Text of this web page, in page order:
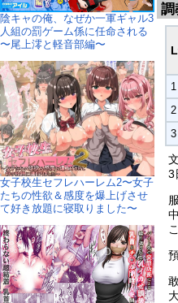
調
1
2
3
3
陰キャの俺、なぜか一軍ギャル3
人組の罰ゲーム係に任命される
〜尾上澪と軽音部編〜
女子校生セフレハーレム2〜女子
たちの性欲＆感度を爆上げさせ
て好き放題に寝取りました〜